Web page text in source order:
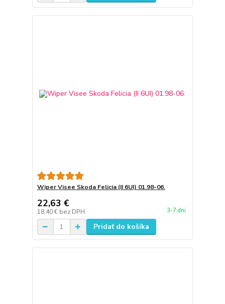
Wiper Visee Skoda Felicia (II 6UI) 01.98-06.
22,63 €
18,40 € bez DPH 3-7 dni
Pridať do košíka